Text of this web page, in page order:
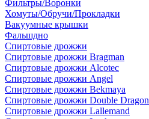
Фильтры/Воронки
Хомуты/Обручи/Прокладки
Вакуумные крышки
Фальшдно
Спиртовые дрожжи
Спиртовые дрожжи Bragman
Спиртовые дрожжи Alcotec
Спиртовые дрожжи Angel
Спиртовые дрожжи Bekmaya
Спиртовые дрожжи Double Dragon
Спиртовые дрожжи Lallemand